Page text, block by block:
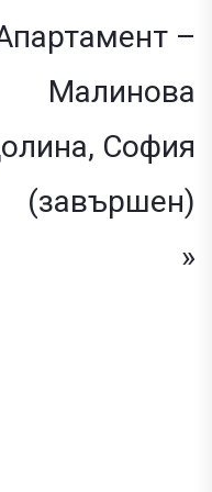
–
Малинова
София
(завършен)
»